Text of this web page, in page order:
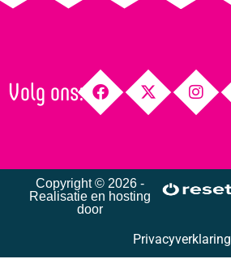
Volg ons:
Copyright © 2026 -
Realisatie en hosting
door
Privacyverklaring